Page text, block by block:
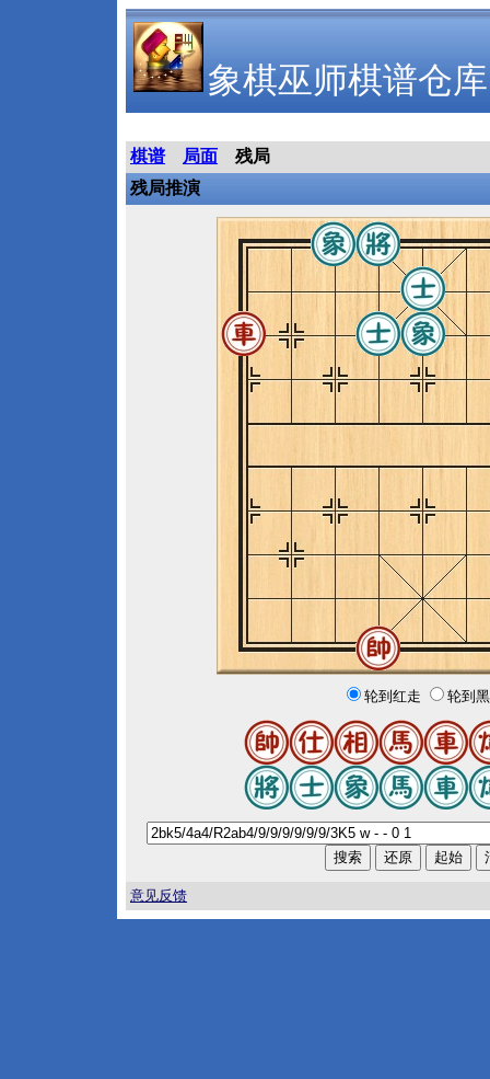
象棋巫师棋谱仓库
棋谱 局面
残局
残局推演
轮到红走 轮到
意见反馈